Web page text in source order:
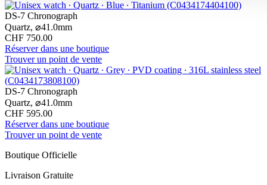
DS-7 Chronograph
Quartz, ⌀41.0mm
CHF 750.00
Réserver dans une boutique
Trouver un point de vente
DS-7 Chronograph
Quartz, ⌀41.0mm
CHF 595.00
Réserver dans une boutique
Trouver un point de vente
Boutique Officielle
Livraison Gratuite